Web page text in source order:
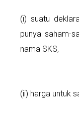
(i) suatu
punya saham-
nama SKS,
(ii) harga untuk